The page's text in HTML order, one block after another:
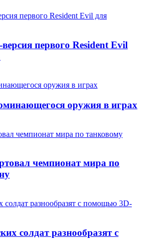
первого Resident Evil
оружия в играх
чемпионат мира по
солдат разнообразят с